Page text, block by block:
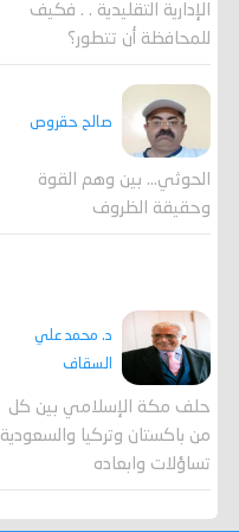
الإدارية التقليدية . . فكيف
للمحافظة أن تتطور؟
صالح حقروص
الحوثي... بين وهم القوة
وحقيقة الظروف
د. محمد علي
السقاف
حلف مكة الإسلامي بين كل
من باكستان وتركيا والسعودية
تساؤلات وابعاده